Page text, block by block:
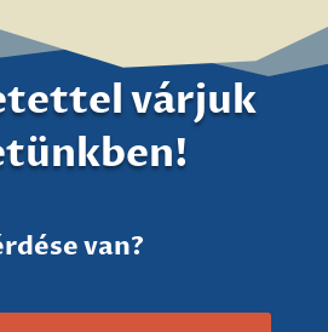
várjuk
van?